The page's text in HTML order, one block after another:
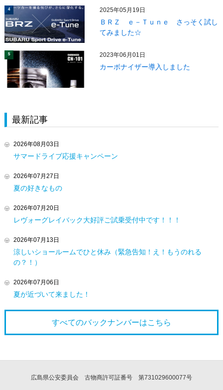
4 2025年05月19日
ＢＲＺ ｅ－Ｔｕｎｅ さっそく試し
てみました☆
5 2023年06月01日
カーボナイザー導入しました
最新記事
2026年08月03日
サマードライブ応援キャンペーン
2026年07月27日
夏の好きなもの
2026年07月20日
レヴォーグレイバック大好評ご試乗受付中です！！！
2026年07月13日
涼しいショールームでひと休み（緊急告知！え！もうのれる
の？！）
2026年07月06日
夏が近づいて来ました！
すべてのバックナンバーはこちら
広島県公安委員会 古物商許可証番号 第731029600077号